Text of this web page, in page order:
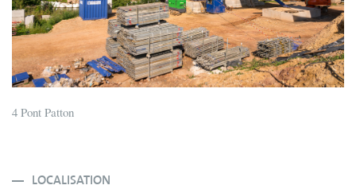
4 Pont Patton
LOCALISATION